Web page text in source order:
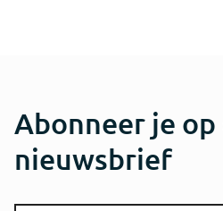
Abonneer je op
nieuwsbrief